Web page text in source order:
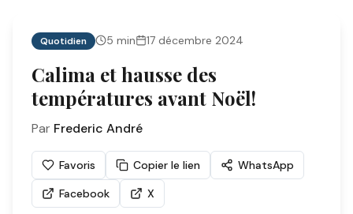
Quotidien 5 min 17 décembre 2024
Calima et hausse des
températures avant Noël!
Par Frederic André
Favoris Copier le lien
WhatsApp
Facebook
X